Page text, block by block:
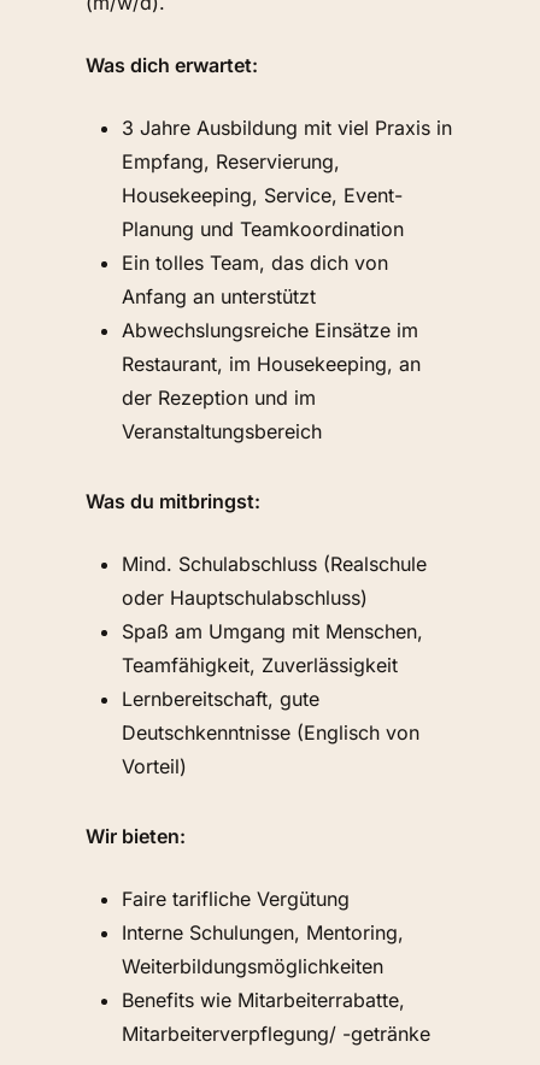
Was dich erwartet:
3 Jahre Ausbildung mit viel Praxis in
Empfang, Reservierung,
Housekeeping, Service, Event-
Planung und Teamkoordination
Ein tolles Team, das dich von
Anfang an unterstützt
Abwechslungsreiche Einsätze im
Restaurant, im Housekeeping, an
der Rezeption und im
Veranstaltungsbereich
Was du mitbringst:
Mind. Schulabschluss (Realschule
oder Hauptschulabschluss)
Spaß am Umgang mit Menschen,
Teamfähigkeit, Zuverlässigkeit
Lernbereitschaft, gute
Deutschkenntnisse (Englisch von
Vorteil)
Wir bieten:
Faire tarifliche Vergütung
Interne Schulungen, Mentoring,
Weiterbildungsmöglichkeiten
Benefits wie Mitarbeiterrabatte,
Mitarbeiterverpflegung/ -getränke